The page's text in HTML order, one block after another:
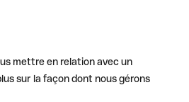
mettre en relation avec un
sur la façon dont nous gérons